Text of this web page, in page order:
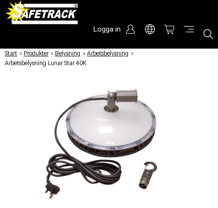
Logga in
Start / Produkter / Belysning / Arbetsbelysning /
Arbetsbelysning Lunar Star 40K